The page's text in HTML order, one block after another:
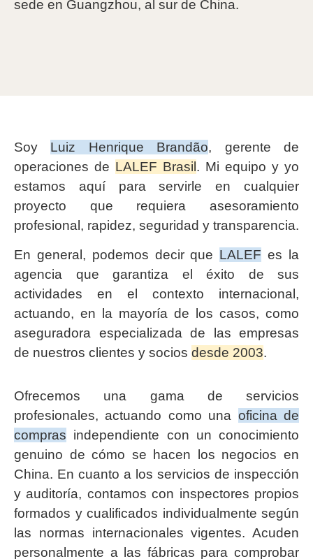
sede en Guangzhou, al sur de China.
Soy Luiz Henrique Brandão, gerente de
operaciones de LALEF Brasil. Mi equipo y yo
estamos aquí para servirle en cualquier
proyecto que requiera asesoramiento
profesional, rapidez, seguridad y transparencia.
En general, podemos decir que LALEF es la
agencia que garantiza el éxito de sus
actividades en el contexto internacional,
actuando, en la mayoría de los casos, como
aseguradora especializada de las empresas
de nuestros clientes y socios desde 2003.
Ofrecemos una gama de servicios
profesionales, actuando como una oficina de
compras independiente con un conocimiento
genuino de cómo se hacen los negocios en
China. En cuanto a los servicios de inspección
y auditoría, contamos con inspectores propios
formados y cualificados individualmente según
las normas internacionales vigentes. Acuden
personalmente a las fábricas para comprobar